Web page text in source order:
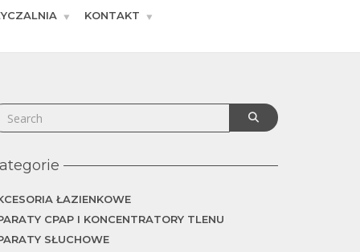
KONTAKT
ŁAZIENKOWE
CPAP I KONCENTRATORY TLENU
SŁUCHOWE